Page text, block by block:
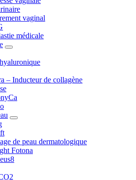
vaginal
médicale
– Inducteur de collagène
de peau dermatologique
Fotona